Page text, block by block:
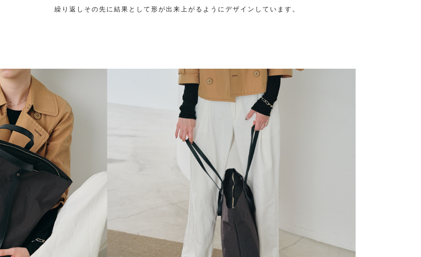
繰り返しその先に結果として形が出来上がるようにデザインしています。